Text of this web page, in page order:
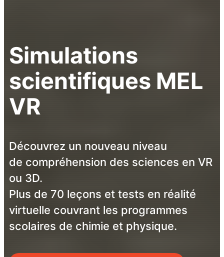
Simulations
scientifiques MEL
VR
Découvrez un nouveau niveau
de compréhension des sciences en VR
ou 3D.
Plus de 70 leçons et tests en réalité
virtuelle couvrant les programmes
scolaires de chimie et physique.